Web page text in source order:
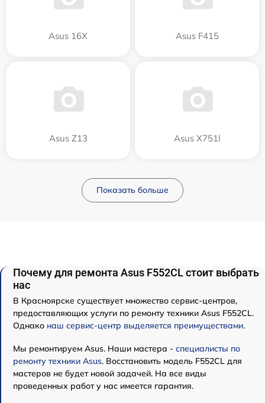
Asus 16X Asus F415
Asus Z13 Asus X751l
Показать больше
Почему для ремонта Asus F552CL стоит выбрать
нас
В Красноярске существует множество сервис-центров,
предоставляющих услуги по ремонту техники Asus F552CL.
Однако наш сервис-центр выделяется преимуществами.
Мы ремонтируем Asus. Наши мастера - специалисты по
ремонту техники Asus. Восстановить модель F552CL для
мастеров не будет новой задачей. На все виды
проведенных работ у нас имеется гарантия.